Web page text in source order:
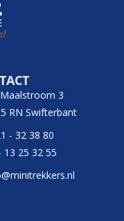
3
RN Swifterbant
- 32 38 80
13 25 32 55